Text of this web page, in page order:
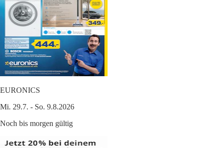
EURONICS
Mi. 29.7. - So. 9.8.2026
Noch bis morgen gültig